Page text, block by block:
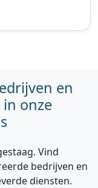
en
onze
Vind
bedrijven en
diensten.